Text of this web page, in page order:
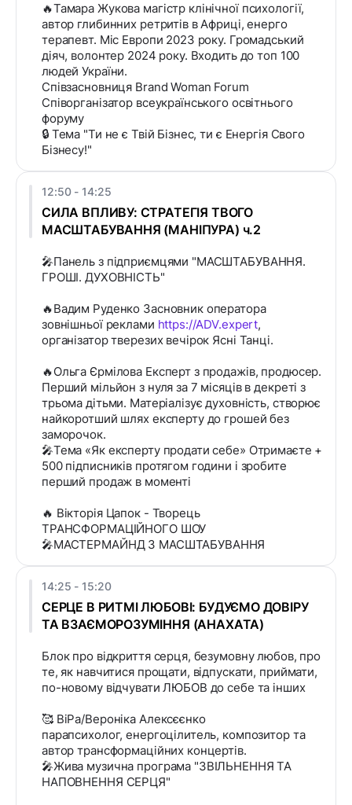
🔥Тамара Жукова магістр клінічної психології,
автор глибинних ретритів в Африці, енерго
терапевт. Міс Европи 2023 року. Громадський
діяч, волонтер 2024 року. Входить до топ 100
людей України.
Співзасновниця Brand Woman Forum
Співорганізатор всеукраїнського освітнього
форуму
🔒 Тема "Ти не є Твій Бізнес, ти є Енергія Свого
Бізнесу!"
12:50 - 14:25
СИЛА ВПЛИВУ: СТРАТЕГІЯ ТВОГО
МАСШТАБУВАННЯ (МАНІПУРА) ч.2
🎤Панель з підприємцями "МАСШТАБУВАННЯ.
ГРОШІ. ДУХОВНІСТЬ"
🔥Вадим Руденко Засновник оператора
зовнішньої реклами https://ADV.expert,
організатор тверезих вечірок Ясні Танці.
🔥Ольга Єрмілова Експерт з продажів, продюсер.
Перший мільйон з нуля за 7 місяців в декреті з
трьома дітьми. Матеріалізує духовність, створює
найкоротший шлях експерту до грошей без
заморочок.
🎤Тема «Як експерту продати себе» Отримаєте +
500 підписників протягом години і зробите
перший продаж в моменті
🔥 Вікторія Цапок - Творець
ТРАНСФОРМАЦІЙНОГО ШОУ
🎤МАСТЕРМАЙНД З МАСШТАБУВАННЯ
14:25 - 15:20
СЕРЦЕ В РИТМІ ЛЮБОВІ: БУДУЄМО ДОВІРУ
ТА ВЗАЄМОРОЗУМІННЯ (АНАХАТА)
Блок про відкриття серця, безумовну любов, про
те, як навчитися прощати, відпускати, приймати,
по-новому відчувати ЛЮБОВ до себе та інших
🥰 ВіРа/Вероніка Алексєєнко
парапсихолог, енергоцілитель, композитор та
автор трансформаційних концертів.
🎤Жива музична програма "ЗВІЛЬНЕННЯ ТА
НАПОВНЕННЯ СЕРЦЯ"